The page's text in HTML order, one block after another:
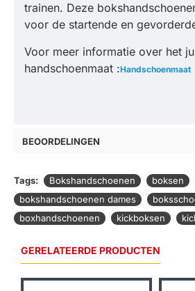
trainen. Deze
voor de startende en
Voor meer informatie over het
handschoenmaat :Handschoenmaat
BEOORDELINGEN
Tags: Bokshandschoenen
boksen
bokshandschoenen dames
boxhandschoenen
kickboksen
GERELATEERDE PRODUCTEN